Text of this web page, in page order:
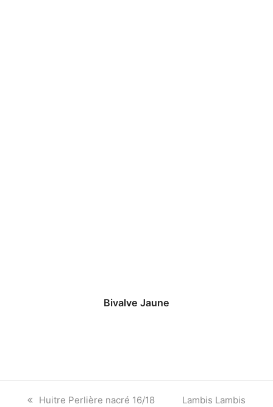
Bivalve Jaune
previous
Huitre Perlière nacré 16/18
next
Lambis Lambis